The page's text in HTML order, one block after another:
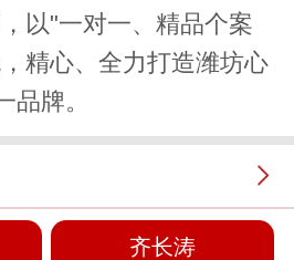
以"一对一、精品个案
精心、全力打造潍坊心
品牌。
齐长涛